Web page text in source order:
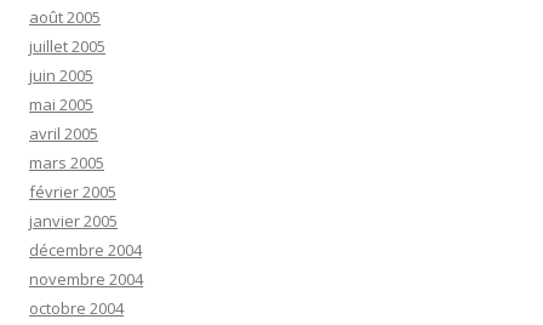
août 2005
juillet 2005
juin 2005
mai 2005
avril 2005
mars 2005
février 2005
janvier 2005
décembre 2004
novembre 2004
octobre 2004